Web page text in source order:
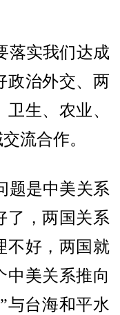
落实我们达成
政治外交、两
生、农业、
流合作。
题是中美关系
了，两国关系
不好，两国就
中美关系推向
与台海和平水